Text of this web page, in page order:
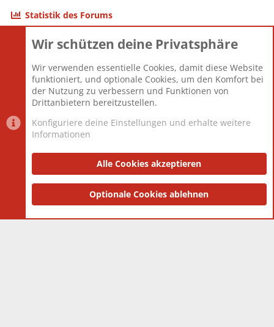
Statistik des Forums
Themen
Mitglieder
12.427
Neuestes Mitglied
Berlin
Datenschutzerklärung Impressum
Community platform by XenForo® © 2010-2025 XenForo Ltd.
and add-ons by ThemeHouse
Wir schützen deine Privatsphäre
Wir verwenden essentielle Cookies, damit diese Website
funktioniert, und optionale Cookies, um den Komfort bei
der Nutzung zu verbessern und Funktionen von
Drittanbietern bereitzustellen.
Konfiguriere deine Einstellungen und erhalte weitere
Informationen
Alle Cookies akzeptieren
Optionale Cookies ablehnen